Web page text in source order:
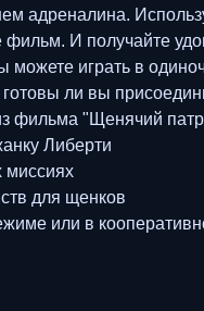
адреналина.
И получайте
играть в
ли вы
"Щенячий
Либерти
миссиях
для щенков
или в